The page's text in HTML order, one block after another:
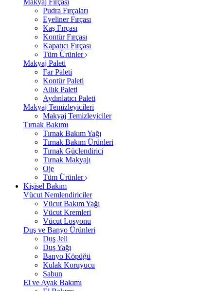
Makyaj Fırçası
Pudra Fırçaları
Eyeliner Fırçası
Kaş Fırçası
Kontür Fırçası
Kapatıcı Fırçası
Tüm Ürünler
Makyaj Paleti
Far Paleti
Kontür Paleti
Allık Paleti
Aydınlatıcı Paleti
Makyaj Temizleyicileri
Makyaj Temizleyiciler
Tırnak Bakımı
Tırnak Bakım Yağı
Tırnak Bakım Ürünleri
Tırnak Güçlendirici
Tırnak Makyajı
Oje
Tüm Ürünler
Kişisel Bakım
Vücut Nemlendiriciler
Vücut Bakım Yağı
Vücut Kremleri
Vücut Losyonu
Duş ve Banyo Ürünleri
Duş Jeli
Duş Yağı
Banyo Köpüğü
Kulak Koruyucu
Sabun
El ve Ayak Bakımı